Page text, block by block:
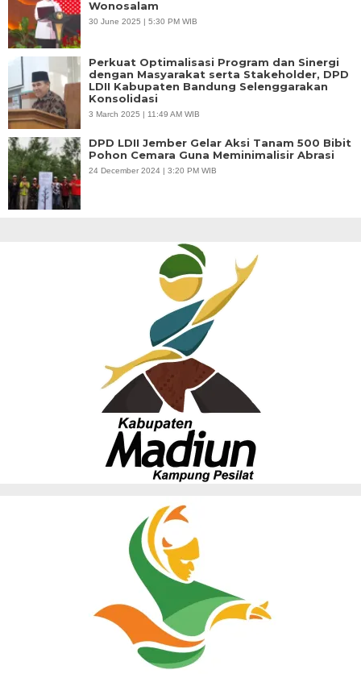
Wonosalam
30 June 2025 | 5:30 PM WIB
Perkuat Optimalisasi Program dan Sinergi
dengan Masyarakat serta Stakeholder, DPD
LDII Kabupaten Bandung Selenggarakan
Konsolidasi
3 March 2025 | 11:49 AM WIB
DPD LDII Jember Gelar Aksi Tanam 500 Bibit
Pohon Cemara Guna Meminimalisir Abrasi
24 December 2024 | 3:20 PM WIB